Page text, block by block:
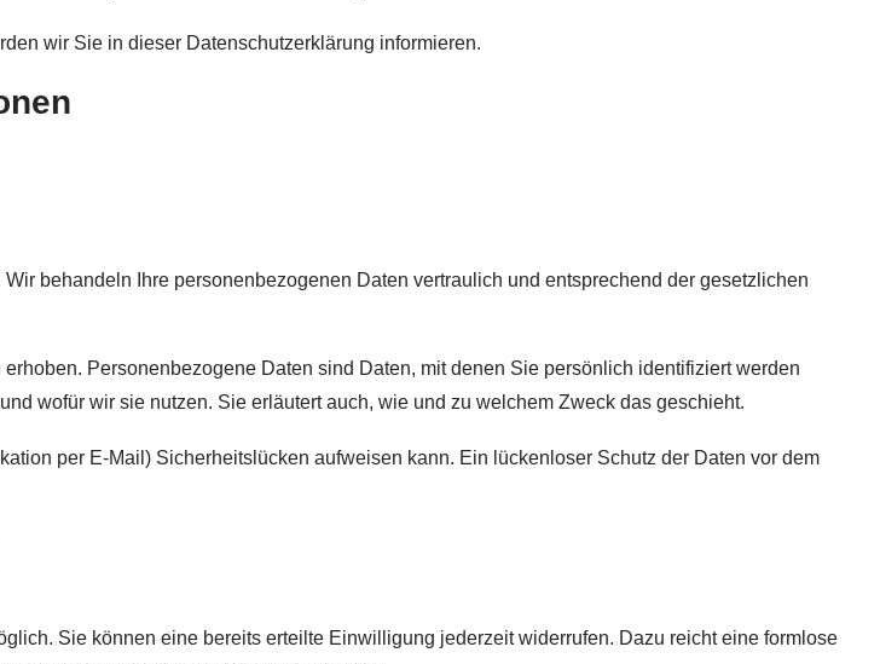
wir Sie in dieser Datenschutzerklärung informieren.
behandeln Ihre personenbezogenen Daten vertraulich und entsprechend der gesetzlichen
Personenbezogene Daten sind Daten, mit denen Sie persönlich identifiziert werden
wofür wir sie nutzen. Sie erläutert auch, wie und zu welchem Zweck das geschieht.
per E-Mail) Sicherheitslücken aufweisen kann. Ein lückenloser Schutz der Daten vor dem
Sie können eine bereits erteilte Einwilligung jederzeit widerrufen. Dazu reicht eine formlose